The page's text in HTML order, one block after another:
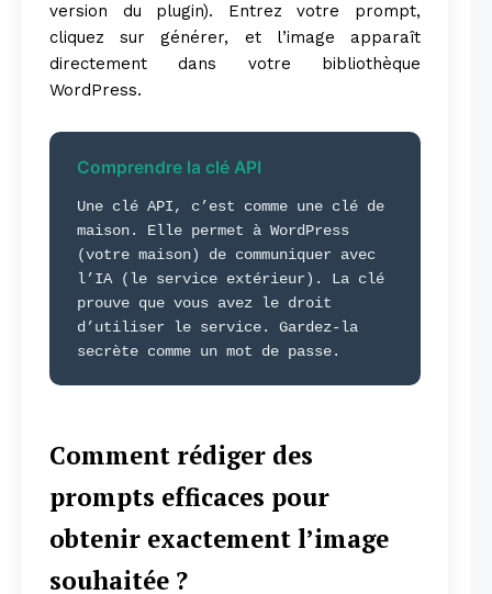
version du plugin). Entrez votre prompt,
cliquez sur générer, et l’image apparaît
directement dans votre bibliothèque
WordPress.
Comprendre la clé API
Une clé API, c’est comme une clé de
maison. Elle permet à WordPress
(votre maison) de communiquer avec
l’IA (le service extérieur). La clé
prouve que vous avez le droit
d’utiliser le service. Gardez-la
secrète comme un mot de passe.
Comment rédiger des
prompts efficaces pour
obtenir exactement l’image
souhaitée ?